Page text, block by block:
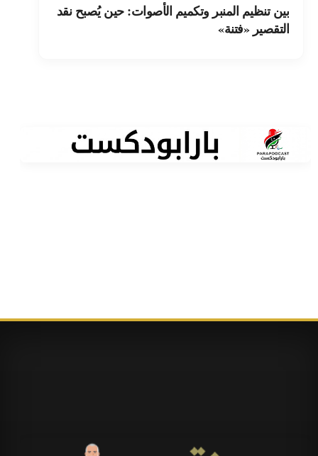
بين تنظيم المنبر وتكميم الأصوات: حين يُصبح نقد
التقصير «فتنة»